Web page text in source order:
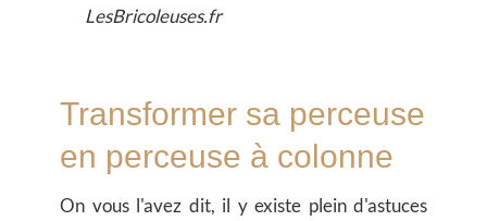
LesBricoleuses.fr
Transformer sa perceuse
en perceuse à colonne
On vous l'avez dit, il y existe plein d'astuces